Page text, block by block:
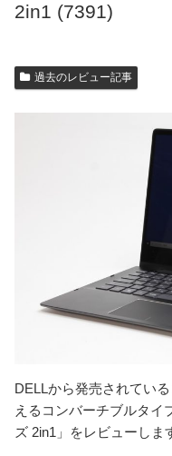
2in1 (7391)
過去のレビュー記事
DELLから発売されてい
えるコンバーチブルタイ
ズ 2in1」をレビューしま